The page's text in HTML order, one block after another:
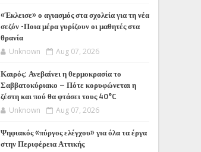
«Έκλεισε» ο αγιασμός στα σχολεία για τη νέα
σεζόν -Ποια μέρα γυρίζουν οι μαθητές στα
θρανία
Unknown Aug 07, 2026
Καιρός: Ανεβαίνει η θερμοκρασία το
Σαββατοκύριακο – Πότε κορυφώνεται η
ζέστη και πού θα φτάσει τους 40°C
Unknown Aug 07, 2026
Ψηφιακός «πύργος ελέγχου» για όλα τα έργα
στην Περιφέρεια Αττικής